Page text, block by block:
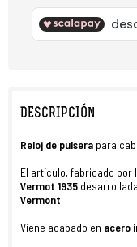
DESCRIPCIÓN
Reloj de pulsera para
El artículo, fabricado por
Vermot 1935
Vermont.
Viene acabado en acero